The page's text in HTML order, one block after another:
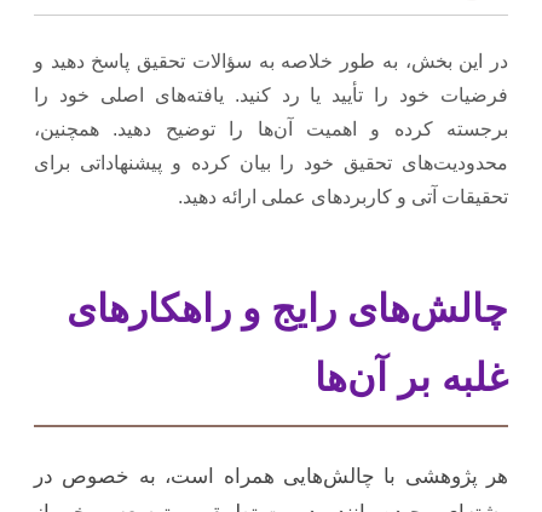
در این بخش، به طور خلاصه به سؤالات تحقیق پاسخ دهید و
فرضیات خود را تأیید یا رد کنید. یافته‌های اصلی خود را
برجسته کرده و اهمیت آن‌ها را توضیح دهید. همچنین،
محدودیت‌های تحقیق خود را بیان کرده و پیشنهاداتی برای
تحقیقات آتی و کاربردهای عملی ارائه دهید.
چالش‌های رایج و راهکارهای
غلبه بر آن‌ها
هر پژوهشی با چالش‌هایی همراه است، به خصوص در